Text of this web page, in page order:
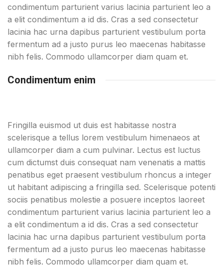
condimentum parturient varius lacinia parturient leo a
a elit condimentum a id dis. Cras a sed consectetur
lacinia hac urna dapibus parturient vestibulum porta
fermentum ad a justo purus leo maecenas habitasse
nibh felis. Commodo ullamcorper diam quam et.
Condimentum enim
Fringilla euismod ut duis est habitasse nostra
scelerisque a tellus lorem vestibulum himenaeos at
ullamcorper diam a cum pulvinar. Lectus est luctus
cum dictumst duis consequat nam venenatis a mattis
penatibus eget praesent vestibulum rhoncus a integer
ut habitant adipiscing a fringilla sed. Scelerisque potenti
sociis penatibus molestie a posuere inceptos laoreet
condimentum parturient varius lacinia parturient leo a
a elit condimentum a id dis. Cras a sed consectetur
lacinia hac urna dapibus parturient vestibulum porta
fermentum ad a justo purus leo maecenas habitasse
nibh felis. Commodo ullamcorper diam quam et.